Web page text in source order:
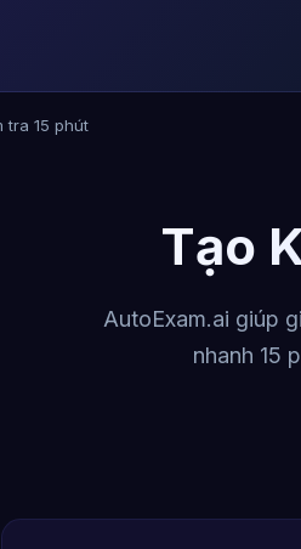
tra 15 phút
Tạo
AutoExam.ai giúp
nhanh 15